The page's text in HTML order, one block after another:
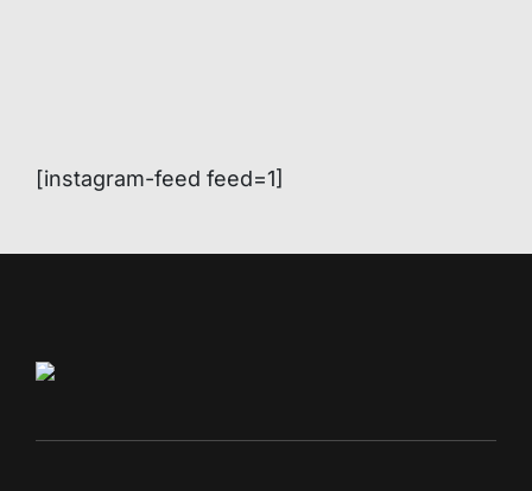
[instagram-feed feed=1]